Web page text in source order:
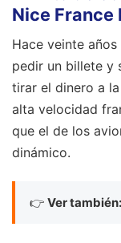
Nice France
Hace veinte
pedir un billete y
tirar el dinero a
alta velocidad
que el de los
dinámico.
👉 Ver también: